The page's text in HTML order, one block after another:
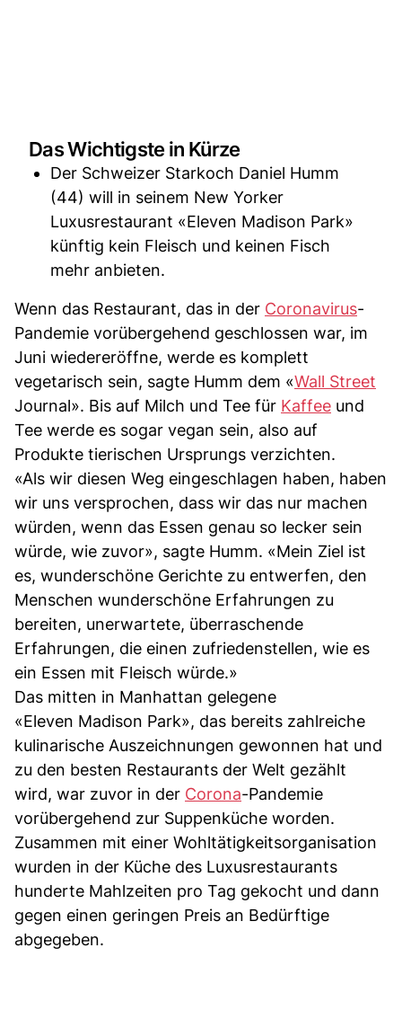
Das Wichtigste in Kürze
Der Schweizer Starkoch Daniel Humm
(44) will in seinem New Yorker
Luxusrestaurant «Eleven Madison Park»
künftig kein Fleisch und keinen Fisch
mehr anbieten.
Wenn das Restaurant, das in der Coronavirus-
Pandemie vorübergehend geschlossen war, im
Juni wiedereröffne, werde es komplett
vegetarisch sein, sagte Humm dem «Wall Street
Journal». Bis auf Milch und Tee für Kaffee und
Tee werde es sogar vegan sein, also auf
Produkte tierischen Ursprungs verzichten.
«Als wir diesen Weg eingeschlagen haben, haben
wir uns versprochen, dass wir das nur machen
würden, wenn das Essen genau so lecker sein
würde, wie zuvor», sagte Humm. «Mein Ziel ist
es, wunderschöne Gerichte zu entwerfen, den
Menschen wunderschöne Erfahrungen zu
bereiten, unerwartete, überraschende
Erfahrungen, die einen zufriedenstellen, wie es
ein Essen mit Fleisch würde.»
Das mitten in Manhattan gelegene
«Eleven Madison Park», das bereits zahlreiche
kulinarische Auszeichnungen gewonnen hat und
zu den besten Restaurants der Welt gezählt
wird, war zuvor in der Corona-Pandemie
vorübergehend zur Suppenküche worden.
Zusammen mit einer Wohltätigkeitsorganisation
wurden in der Küche des Luxusrestaurants
hunderte Mahlzeiten pro Tag gekocht und dann
gegen einen geringen Preis an Bedürftige
abgegeben.